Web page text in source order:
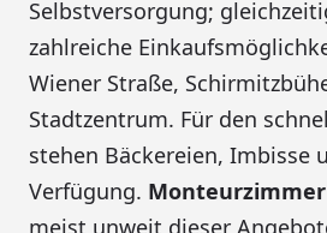
Selbstversorgung;
zahlreiche
Wiener Straße,
Stadtzentrum. Für den
stehen Bäckereien, Imbisse
Verfügung.
meist unweit dieser